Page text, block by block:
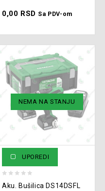
5
0,00 RSD Sa PDV-om
NEMA NA STANJU
UPOREDI
out
Aku. Bušilica DS14DSFL